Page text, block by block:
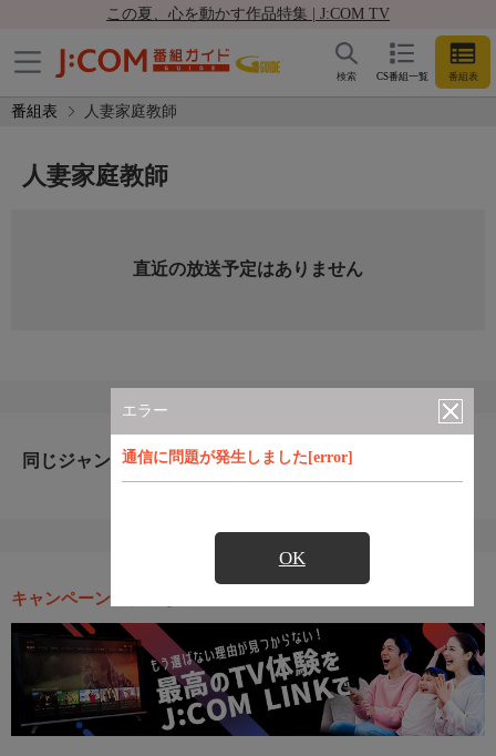
この夏、心を動かす作品特集 | J:COM TV
CS番組一覧 番組表
検索
番組表 人妻家庭教師
エラー
通信に問題が発生しました[error]
OK
人妻家庭教師
直近の放送予定はありません
同じジャンルのおすすめ番組
キャンペーン・お得な情報